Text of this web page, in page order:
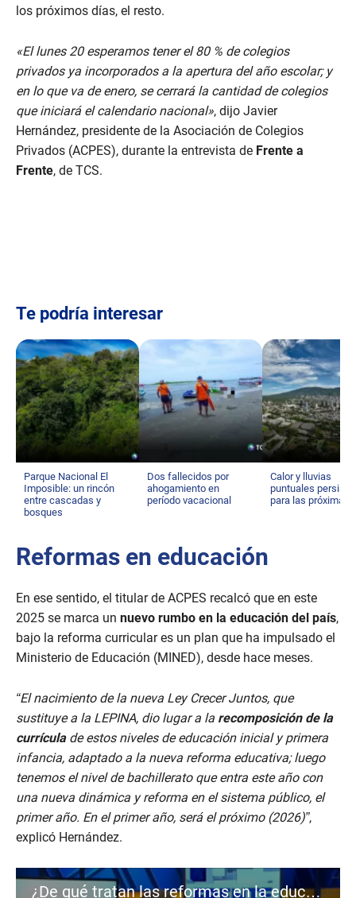
los próximos días, el resto.
«El lunes 20 esperamos tener el 80 % de colegios
privados ya incorporados a la apertura del año escolar; y
en lo que va de enero, se cerrará la cantidad de colegios
que iniciará el calendario nacional», dijo Javier
Hernández, presidente de la Asociación de Colegios
Privados (ACPES), durante la entrevista de Frente a
Frente, de TCS.
Te podría interesar
Parque Nacional El
Imposible: un rincón
entre cascadas y
bosques
Dos fallecidos por
ahogamiento en
período vacacional
Calor y lluvias
puntuales
para las próximas
Reformas en educación
En ese sentido, el titular de ACPES recalcó que en este
2025 se marca un nuevo rumbo en la educación del país,
bajo la reforma curricular es un plan que ha impulsado el
Ministerio de Educación (MINED), desde hace meses.
“El nacimiento de la nueva Ley Crecer Juntos, que
sustituye a la LEPINA, dio lugar a la recomposición de la
currículade estos niveles de educación inicial y primera
infancia, adaptado a la nueva reforma educativa; luego
tenemos el nivel de bachillerato que entra este año con
una nueva dinámica y reforma en el sistema público, el
primer año. En el primer año, será el próximo (2026)”,
explicó Hernández.
¿De qué tratan las reformas en la educación de El Salvador?